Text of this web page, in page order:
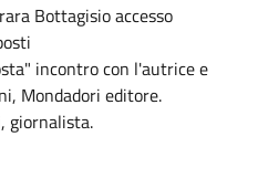
Bottagisio accesso
incontro con l'autrice e
Mondadori editore.
giornalista.